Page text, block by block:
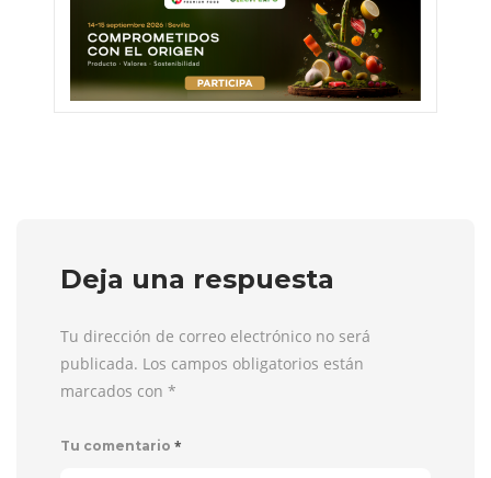
Deja una respuesta
Tu dirección de correo electrónico no será
publicada. Los campos obligatorios están
marcados con *
Tu comentario *